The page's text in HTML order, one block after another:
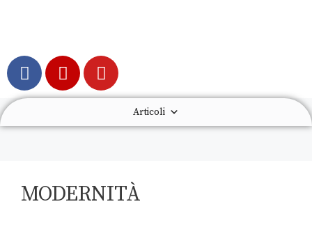
Articoli
MODERNITÀ